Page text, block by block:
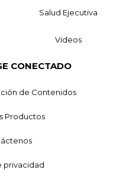
Salud Ejecutiva
Videos
CONECTADO
de Contenidos
Productos
privacidad